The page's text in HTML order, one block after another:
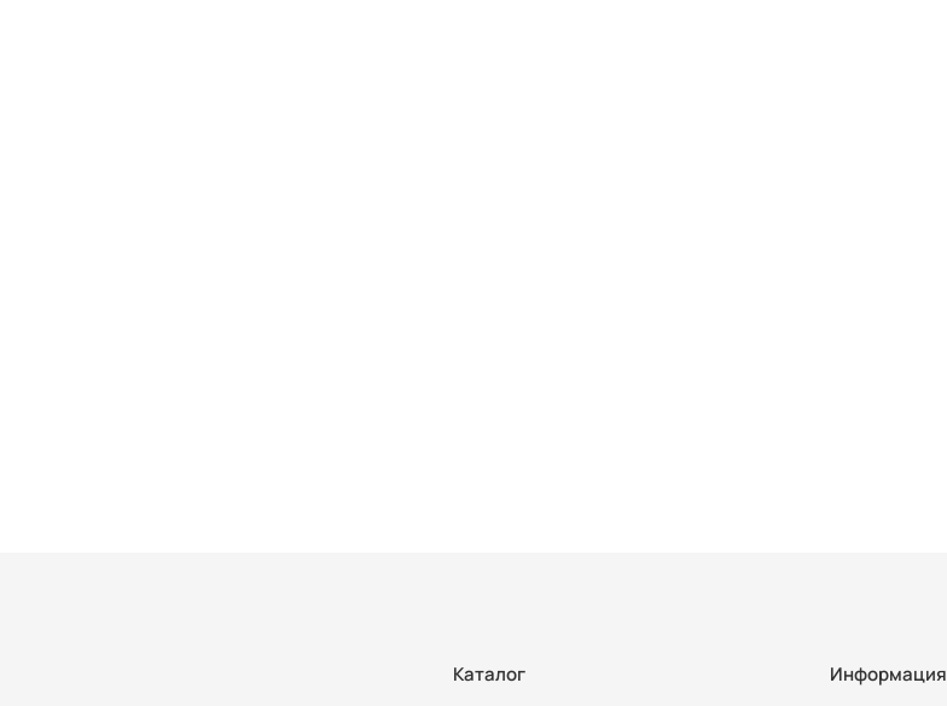
Каталог Информация